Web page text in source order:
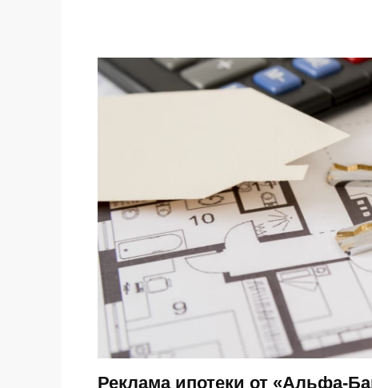
Реклама ипотеки от «Альфа-